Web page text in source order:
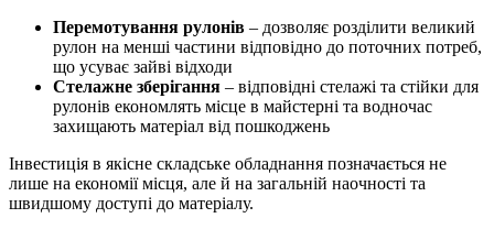
Перемотування рулонів – дозволяє розділити великий
рулон на менші частини відповідно до поточних потреб,
що усуває зайві відходи
Стелажне зберігання – відповідні стелажі та стійки для
рулонів економлять місце в майстерні та водночас
захищають матеріал від пошкоджень
Інвестиція в якісне складське обладнання позначається не
лише на економії місця, але й на загальній наочності та
швидшому доступі до матеріалу.